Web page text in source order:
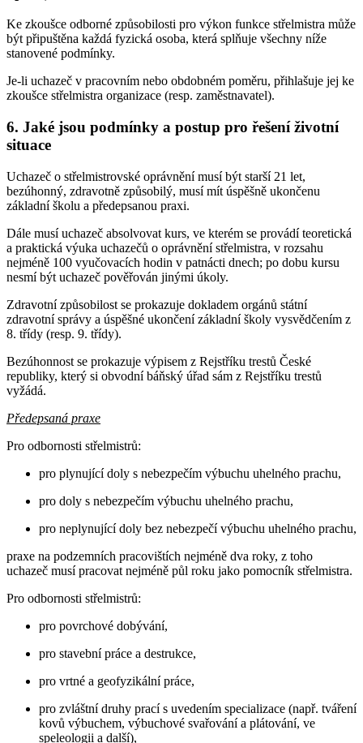
Ke zkoušce odborné způsobilosti pro výkon funkce střelmistra může
být připuštěna každá fyzická osoba, která splňuje všechny níže
stanovené podmínky.
Je-li uchazeč v pracovním nebo obdobném poměru, přihlašuje jej ke
zkoušce střelmistra organizace (resp. zaměstnavatel).
6. Jaké jsou podmínky a postup pro řešení životní
situace
Uchazeč o střelmistrovské oprávnění musí být starší 21 let,
bezúhonný, zdravotně způsobilý, musí mít úspěšně ukončenu
základní školu a předepsanou praxi.
Dále musí uchazeč absolvovat kurs, ve kterém se provádí teoretická
a praktická výuka uchazečů o oprávnění střelmistra, v rozsahu
nejméně 100 vyučovacích hodin v patnácti dnech; po dobu kursu
nesmí být uchazeč pověřován jinými úkoly.
Zdravotní způsobilost se prokazuje dokladem orgánů státní
zdravotní správy a úspěšné ukončení základní školy vysvědčením z
8. třídy (resp. 9. třídy).
Bezúhonnost se prokazuje výpisem z Rejstříku trestů České
republiky, který si obvodní báňský úřad sám z Rejstříku trestů
vyžádá.
Předepsaná praxe
Pro odbornosti střelmistrů:
pro plynující doly s nebezpečím výbuchu uhelného prachu,
pro doly s nebezpečím výbuchu uhelného prachu,
pro neplynující doly bez nebezpečí výbuchu uhelného prachu,
praxe na podzemních pracovištích nejméně dva roky, z toho
uchazeč musí pracovat nejméně půl roku jako pomocník střelmistra.
Pro odbornosti střelmistrů:
pro povrchové dobývání,
pro stavební práce a destrukce,
pro vrtné a geofyzikální práce,
pro zvláštní druhy prací s uvedením specializace (např. tváření
kovů výbuchem, výbuchové svařování a plátování, ve
speleologii a další),